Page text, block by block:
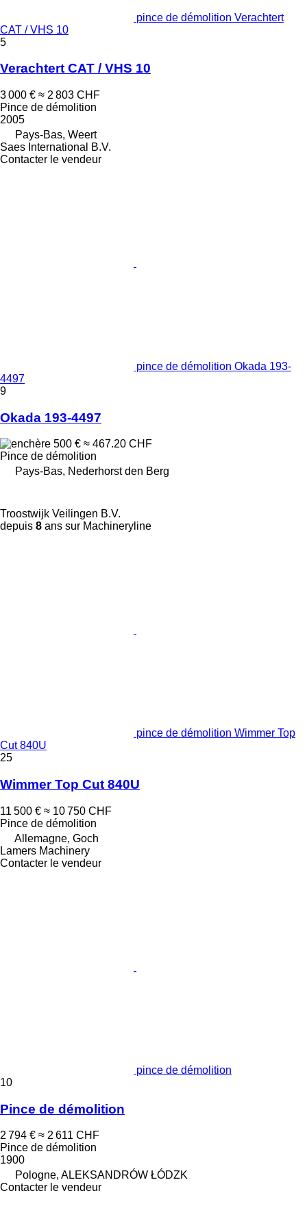
pince de démolition Verachtert
CAT / VHS 10
5
Verachtert CAT / VHS 10
3 000 € ≈ 2 803 CHF
Pince de démolition
2005
Pays-Bas, Weert
Saes International B.V.
Contacter le vendeur
pince de démolition Okada 193-
4497
9
Okada 193-4497
500 € ≈ 467.20 CHF
Pince de démolition
Pays-Bas, Nederhorst den Berg
Troostwijk Veilingen B.V.
depuis 8 ans sur Machineryline
pince de démolition Wimmer Top
Cut 840U
25
Wimmer Top Cut 840U
11 500 € ≈ 10 750 CHF
Pince de démolition
Allemagne, Goch
Lamers Machinery
Contacter le vendeur
pince de démolition
10
Pince de démolition
2 794 € ≈ 2 611 CHF
Pince de démolition
1900
Pologne, ALEKSANDRÓW ŁÓDZK
Contacter le vendeur